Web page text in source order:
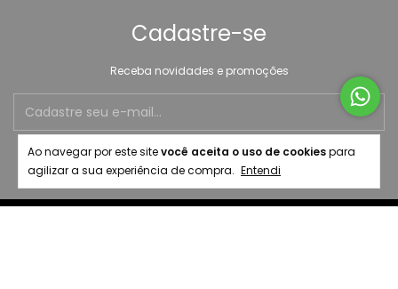
Ao navegar por este sitevocê aceita o uso de cookiespara
agilizar a sua experiência de compra. Entendi
Cadastre-se
Receba novidades e promoções